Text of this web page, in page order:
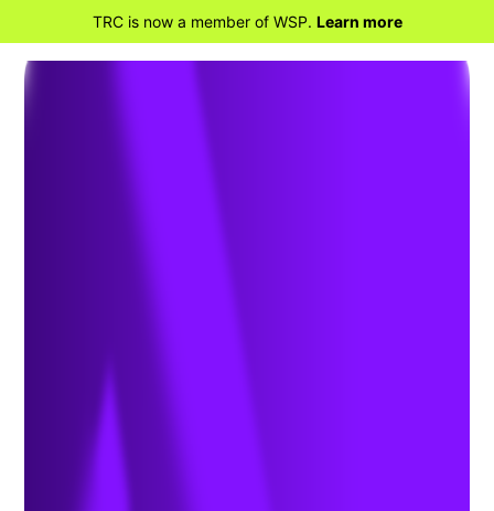
TRC is now a member of WSP. Learn more
Santé et sécurité au
travail